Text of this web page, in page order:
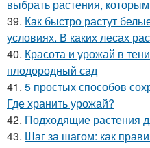
выбрать растения,
39. Как быстро растут
условиях. В каких лесах
40. Красота и урожай в
плодородный сад
41. 5 простых способов
Где хранить урожай?
42. Подходящие растения
43. Шаг за шагом: как